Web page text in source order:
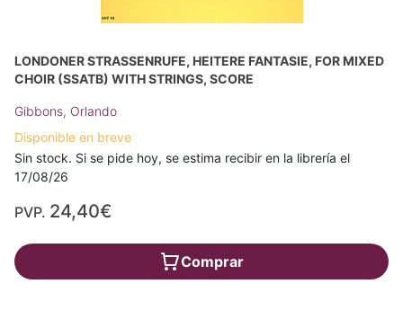
LONDONER STRASSENRUFE, HEITERE FANTASIE, FOR MIXED C
HOIR (SSATB) WITH STRINGS, SCORE
Gibbons, Orlando
Disponible en breve
Sin stock. Si se pide hoy, se estima recibir en la librería el
17/08/26
PVP. 24,40€
Comprar